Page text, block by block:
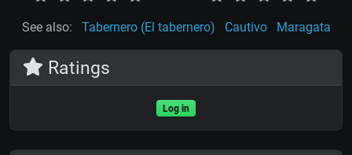
See also: Tabernero (El tabernero) Cautivo Maragata
Ratings
Log in